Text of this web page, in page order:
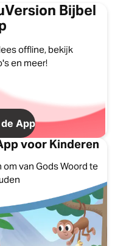
Bijbel
offline, bekijk
en meer!
App
voor Kinderen
van Gods Woord te